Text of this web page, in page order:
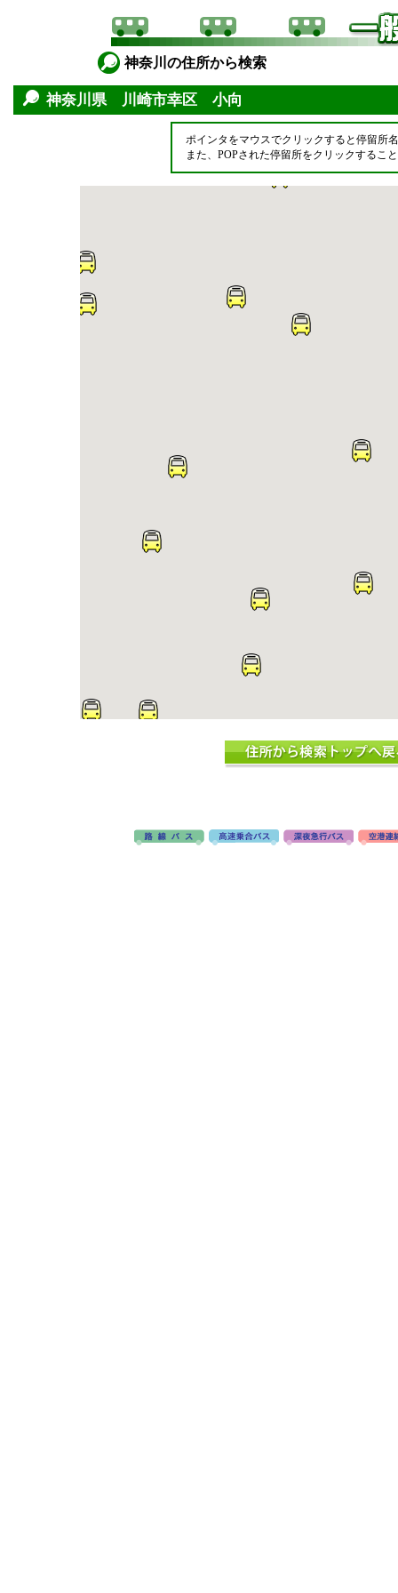
神奈川の住所から検索
神奈川県 川崎市幸区 小向
ポインタをマウスでクリックすると停留所
また、POPされた停留所をクリックするこ